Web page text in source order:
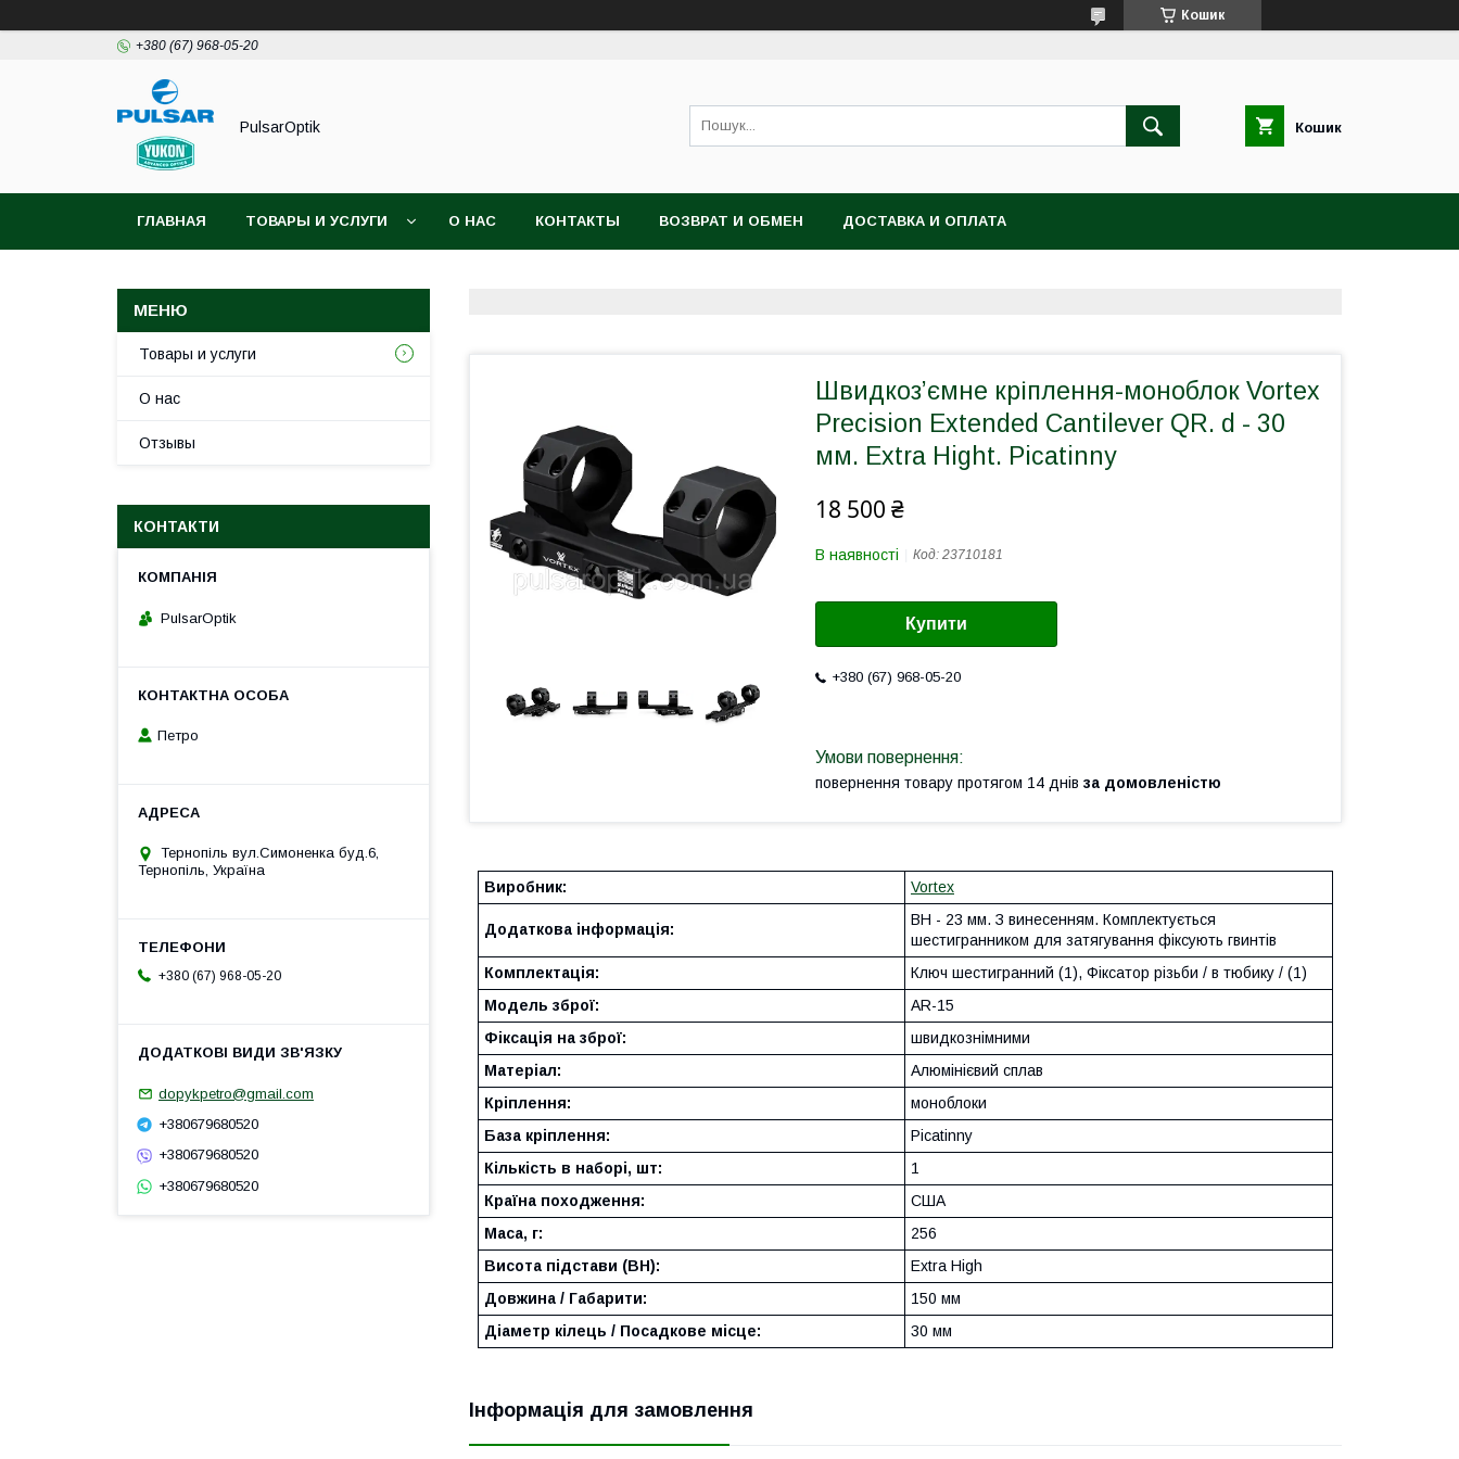
Кошик
+380 (67) 968-05-20
PulsarOptik Кошик
ГЛАВНАЯ ТОВАРЫ И УСЛУГИ О НАС КОНТАКТЫ ВОЗВРАТ И ОБМЕН ДОСТАВКА И ОПЛАТА
Швидкоз’ємне кріплення-моноблок Vortex
Precision Extended Cantilever QR. d - 30
мм. Extra Hight. Picatinny
18 500 ₴
В наявності Код: 23710181
Купити
+380 (67) 968-05-20
повернення товару протягом 14 днів за домовленістю
Виробник: Vortex
Додаткова інформація:
BH - 23 мм. З винесенням. Комплектується
шестигранником для затягування фіксують гвинтів
Комплектація:
Ключ шестигранний (1), Фіксатор різьби / в тюбику / (1)
Модель зброї:
AR-15
Фіксація на зброї:
швидкознімними
Матеріал:
Алюмінієвий сплав
Кріплення:
моноблоки
База кріплення:
Picatinny
Кількість в наборі, шт:
1
Країна походження:
США
Маса, г:
256
Висота підстави (BH):
Extra High
Довжина / Габарити:
150 мм
Діаметр кілець / Посадкове місце:
30 мм
Інформація для замовлення
Товары и услуги
О нас
Отзывы
КОНТАКТИ
PulsarOptik
Петро
Тернопіль вул.Симоненка буд.6,
Тернопіль, Україна
+380 (67) 968-05-20
dopykpetro@gmail.com
+380679680520
+380679680520
+380679680520